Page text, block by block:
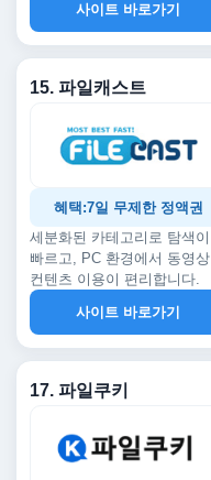
사이트 바로가기
15. 파일캐스트
혜택:7일 무제한 정액권
세분화된 카테고리로 탐색이
빠르고, PC 환경에서 동영상
컨텐츠 이용이 편리합니다.
사이트 바로가기
17. 파일쿠키